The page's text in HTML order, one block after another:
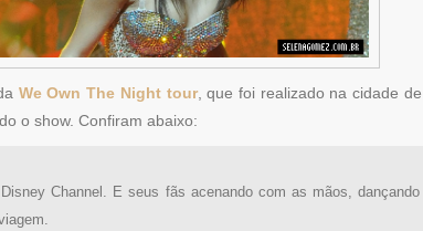
We Own The Night tour, que foi realizado na cidade de
o show. Confiram abaixo:
Channel. E seus fãs acenando com as mãos,